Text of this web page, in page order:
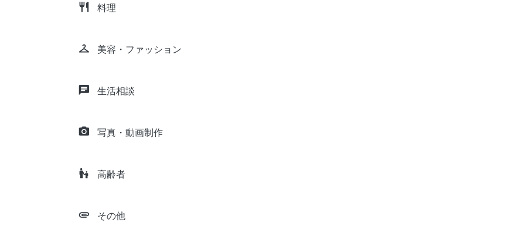
restaurant 料理
checkroom 美容・ファッション
chat 生活相談
camera_alt 写真・動画制作
escalator_warning 高齢者
attachment その他